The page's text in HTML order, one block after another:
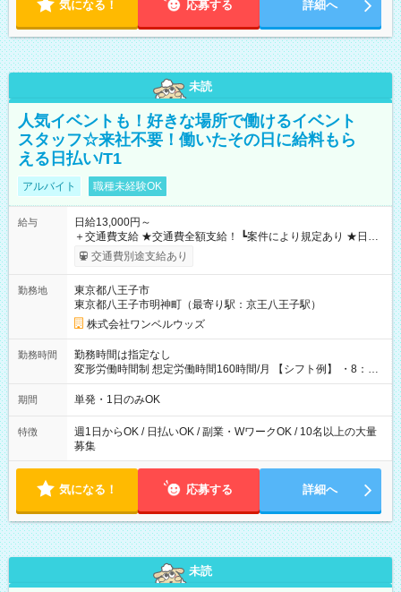
気になる！ 応募する 詳細へ
未読
人気イベントも！好きな場所で働けるイベント
スタッフ☆来社不要！働いたその日に給料もら
える日払い/T1
アルバイト 職種未経験OK
給与
日給13,000円～
＋交通費支給 ★交通費全額支給！ ┗案件により規定あり ★日払
いOK！（規定あり） ┗働いたその日に現金GET♪ お仕事後はコ
ンビニATMから 日払い分を引き落とせます！ 【試用期間】試
交通費別途支給あり
勤務地
東京都八王子市
東京都八王子市明神町（最寄り駅：京王八王子駅）
株式会社ワンベルウッズ
勤務時間
勤務時間は指定なし
変形労働時間制 想定労働時間160時間/月 【シフト例】 ・8：00
～21：00
期間 単発・1日のみOK
特徴
週1日からOK / 日払いOK / 副業・WワークOK / 10名以上の大量
募集
気になる！ 応募する 詳細へ
未読